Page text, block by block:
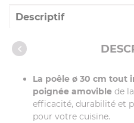
Descriptif
Caractéristiques
La poêle ø 30 cm tout
poignée amovible de
efficacité, durabilité et
pour votre cuisine.